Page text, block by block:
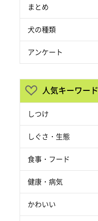
まとめ
犬の種類
アンケート
人気キーワード
しつけ
しぐさ・生態
食事・フード
健康・病気
かわいい